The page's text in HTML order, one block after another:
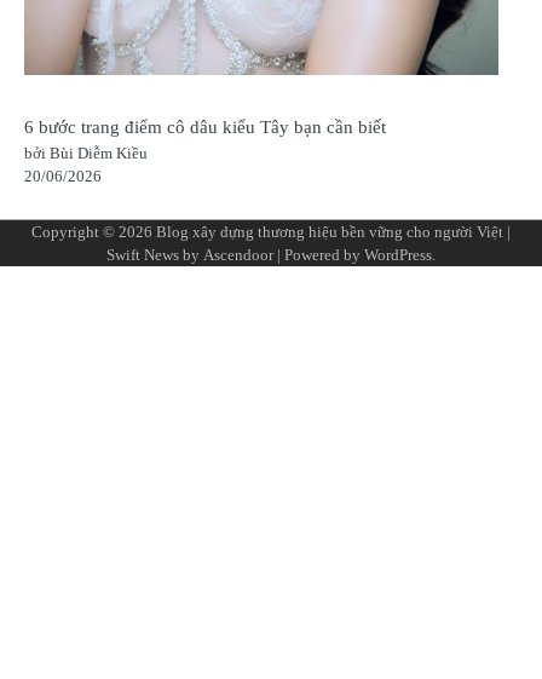
6 bước trang điểm cô dâu kiểu Tây bạn cần biết
bởi Bùi Diễm Kiều
20/06/2026
Copyright © 2026 Blog xây dựng thương hiệu bền vững cho người Việt |
Swift News by Ascendoor| Powered by WordPress.